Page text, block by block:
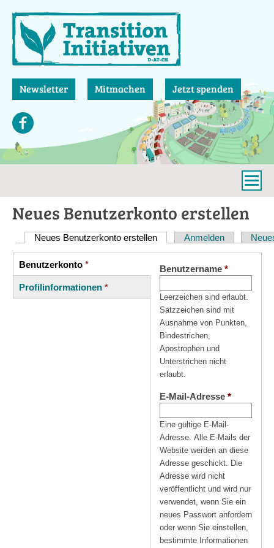
zum
Inhalt
Newsletter Mitmachen Jetzt spenden
Neues Benutzerkonto erstellen
Haupt-
Reiter
Neues Benutzerkonto erstellen (aktiver Reiter)
Anmelden
Vertikale
Reiter
Benutzerkonto *
(aktiver
Reiter)
Profilinformationen *
Benutzername *
Leerzeichen sind erlaubt.
Satzzeichen sind mit
Ausnahme von Punkten,
Bindestrichen,
Apostrophen und
Unterstrichen nicht
erlaubt.
E-Mail-Adresse *
Eine gültige E-Mail-
Adresse. Alle E-Mails der
Website werden an diese
Adresse geschickt. Die
Adresse wird nicht
veröffentlicht und wird nur
verwendet, wenn Sie ein
neues Passwort anfordern
oder wenn Sie einstellen,
bestimmte Informationen